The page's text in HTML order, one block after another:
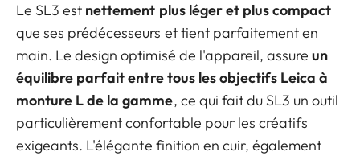
Le SL3 est nettement plus léger et plus compact
que ses prédécesseurs et tient parfaitement en
main. Le design optimisé de l'appareil, assureun
équilibre parfait entre tous les objectifs Leica à
monture L de la gamme, ce qui fait du SL3 un outil
particulièrement confortable pour les créatifs
exigeants. L'élégante finition en cuir, également